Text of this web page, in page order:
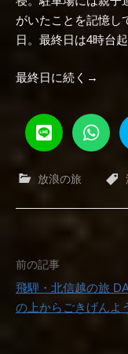
がいたことを記憶し
日。最終日は4時台
最終日に続く→
放浪の旅
投
稿
前の記事
飛騨・北信越の旅
の上からごきげんよ